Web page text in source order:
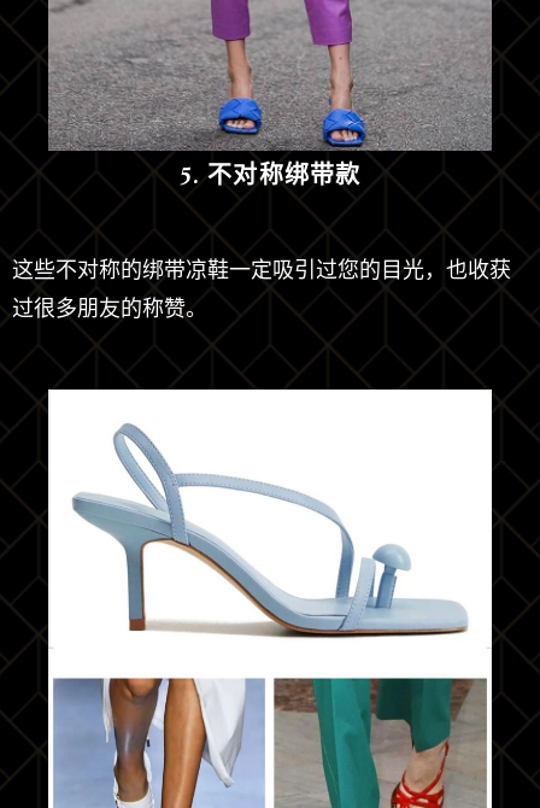
5. 不对称绑带款
这些不对称的绑带凉鞋一定吸引过您的目光，也收获
过很多朋友的称赞。